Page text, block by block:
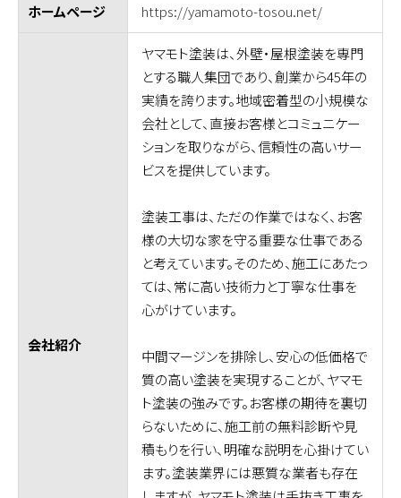
ホームページ https://yamamoto-tosou.net/
会社紹介
ヤマモト塗装は、外壁・屋根塗装を専門
とする職人集団であり、創業から45年の
実績を誇ります。地域密着型の小規模な
会社として、直接お客様とコミュニケー
ションを取りながら、信頼性の高いサー
ビスを提供しています。
塗装工事は、ただの作業ではなく、お客
様の大切な家を守る重要な仕事である
と考えています。そのため、施工にあたっ
ては、常に高い技術力と丁寧な仕事を
心がけています。
中間マージンを排除し、安心の低価格で
質の高い塗装を実現することが、ヤマモ
ト塗装の強みです。お客様の期待を裏切
らないために、施工前の無料診断や見
積もりを行い、明確な説明を心掛けてい
ます。塗装業界には悪質な業者も存在